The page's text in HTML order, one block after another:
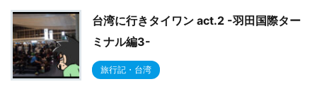
台湾に行きタイワン act.2 -羽田国際ター
ミナル編3-
旅行記・台湾